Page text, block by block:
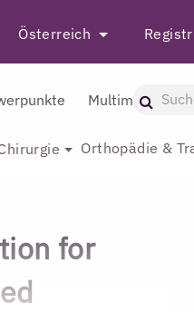
Österreich
Multimedia
Orthopädie &
for